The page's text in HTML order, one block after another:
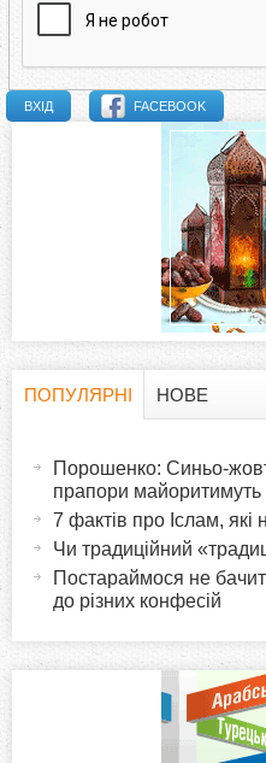
в
к
к
FACEBOOK
z
ПОПУЛЯРНІ
в
НОВЕ
Порошенко: Синьо-
прапори
7 фактів про Іслам, які
Чи традиційний
Постараймося не
до різних конфесій